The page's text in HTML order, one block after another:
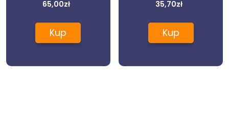
Sabbia Klinkier
11X60
65,00zł
Kup
Lawenda XXL
35,70zł
Kup